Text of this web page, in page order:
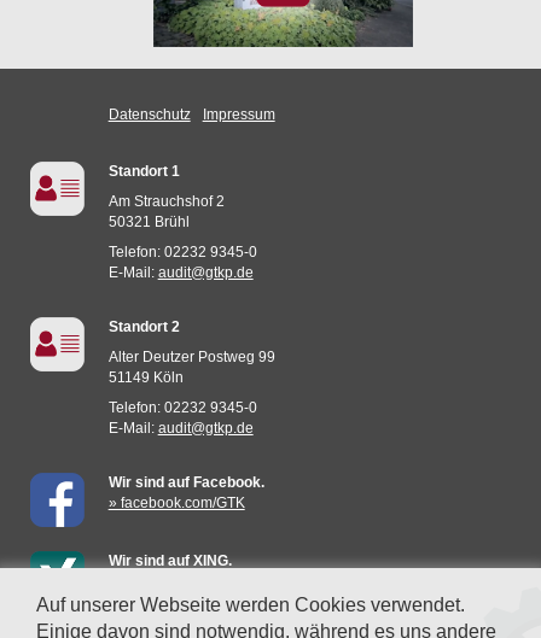
Datenschutz Impressum
Standort 1
Am Strauchshof 2
50321 Brühl
Telefon: 02232 9345-0
E-Mail: audit@gtkp.de
Standort 2
Alter Deutzer Postweg 99
51149 Köln
Telefon: 02232 9345-0
E-Mail: audit@gtkp.de
Wir sind auf Facebook.
» facebook.com/GTK
Wir sind auf XING.
Auf unserer Webseite werden Cookies verwendet.
Einige davon sind notwendig, während es uns andere